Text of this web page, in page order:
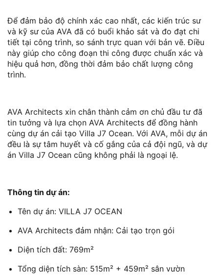
Để đảm bảo độ chính xác cao nhất, các kiến trúc sư
và kỹ sư của AVA đã có buổi khảo sát và đo đạt chi
tiết tại công trình, so sánh trực quan với bản vẽ. Điều
này giúp cho công đoạn thi công được chuẩn xác và
hiệu quả hơn, đồng thời đảm bảo chất lượng công
trình.
AVA Architects xin chân thành cảm ơn chủ đầu tư đã
tin tưởng và lựa chọn AVA Architects để đồng hành
cùng dự án cải tạo Villa J7 Ocean. Với AVA, mỗi dự án
đều là sự tâm huyết và cố gắng của cả đội ngũ, và dự
án Villa J7 Ocean cũng không phải là ngoại lệ.
Thông tin dự án:
Tên dự án: VILLA J7 OCEAN
AVA Architects đảm nhận: Cải tạo trọn gói
Diện tích đất: 769m²
Tổng diện tích sàn: 515m² + 459m² sân vườn